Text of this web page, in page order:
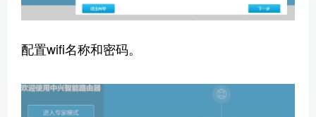
配置wifi名称和密码。